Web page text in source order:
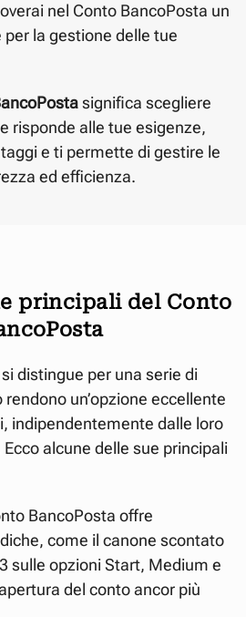
nel Conto BancoPosta un
la gestione delle tue
significa scegliere
risponde alle tue esigenze,
e ti permette di gestire le
ed efficienza.
principali del Conto
si distingue per una serie di
un’opzione eccellente
indipendentemente dalle loro
alcune delle sue principali
BancoPosta offre
come il canone scontato
sulle opzioni Start, Medium e
del conto ancor più